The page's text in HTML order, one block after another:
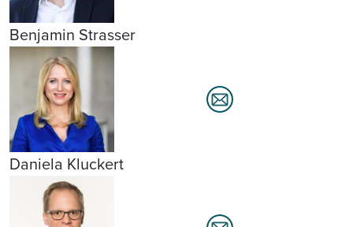
Benjamin Strasser
Daniela Kluckert